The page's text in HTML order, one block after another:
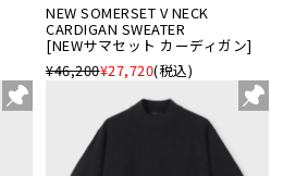
NEW SOMERSET V NECK
CARDIGAN SWEATER
[NEWサマセット カーディガン]
¥46,200¥27,720(税込)